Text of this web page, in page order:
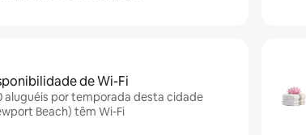
de Wi-Fi
aluguéis por temporada desta cidade
Beach) têm Wi-Fi